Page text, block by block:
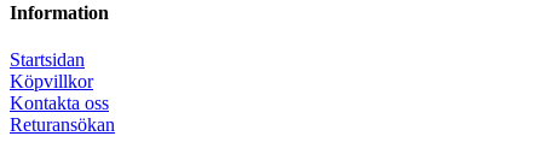
Information
Startsidan
Köpvillkor
Kontakta oss
Returansökan